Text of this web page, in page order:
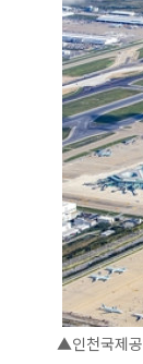
▲인천국제